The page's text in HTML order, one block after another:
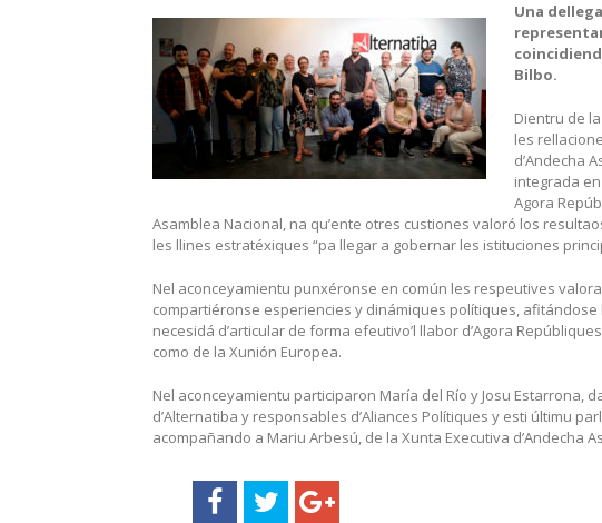
Una
Bilbo.
Dientru de
les
d’Andecha
integrada
Agora
Asamblea Nacional, na qu’ente otres custiones valoró los
les llines estratéxiques “pa llegar a gobernar les istituciones
Nel aconceyamientu punxéronse en común les respeutives
compartiéronse esperiencies y dinámiques polítiques,
necesidá d’articular de forma efeutivo’l llabor d’Agora
como de la Xunión Europea.
Nel aconceyamientu participaron María del Río y Josu Estarrona,
d’Alternatiba y responsables d’Aliances Polítiques y esti últimu
acompañando a Mariu Arbesú, de la Xunta Executiva d’Andecha